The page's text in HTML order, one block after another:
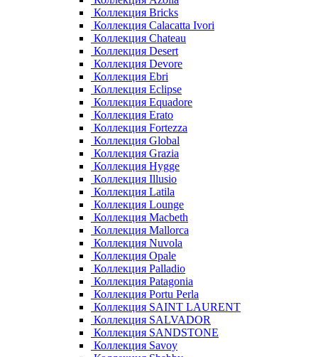
Коллекция Bricks
Коллекция Calacatta Ivori
Коллекция Chateau
Коллекция Desert
Коллекция Devore
Коллекция Ebri
Коллекция Eclipse
Коллекция Equadore
Коллекция Erato
Коллекция Fortezza
Коллекция Global
Коллекция Grazia
Коллекция Hygge
Коллекция Illusio
Коллекция Latila
Коллекция Lounge
Коллекция Macbeth
Коллекция Mallorca
Коллекция Nuvola
Коллекция Opale
Коллекция Palladio
Коллекция Patagonia
Коллекция Portu Perla
Коллекция SAINT LAURENT
Коллекция SALVADOR
Коллекция SANDSTONE
Коллекция Savoy